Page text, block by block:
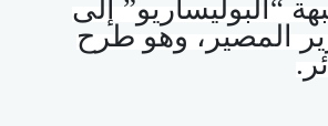
“البوليساريو” إلى
المصير، وهو طرح